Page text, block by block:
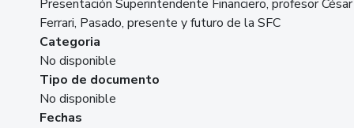
Presentación Superintendente Financiero, profesor César
Ferrari, Pasado, presente y futuro de la SFC
Categoria
No disponible
Tipo de documento
No disponible
Fechas